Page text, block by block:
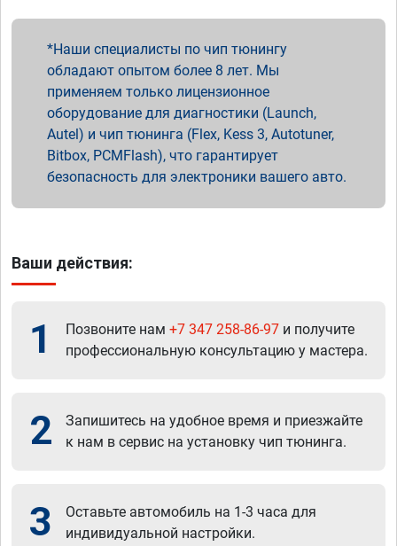
Наши специалисты по чип тюнингу
обладают опытом более 8 лет. Мы
применяем только лицензионное
оборудование для диагностики (Launch,
Autel) и чип тюнинга (Flex, Kess 3, Autotuner,
Bitbox, PCMFlash), что гарантирует
безопасность для электроники вашего авто.
Ваши действия:
1 Позвоните нам +7 347 258-86-97 и получите
профессиональную консультацию у мастера.
2
Запишитесь на удобное время и приезжайте
к нам в сервис на установку чип тюнинга.
3
Оставьте автомобиль на 1-3 часа для
индивидуальной настройки.